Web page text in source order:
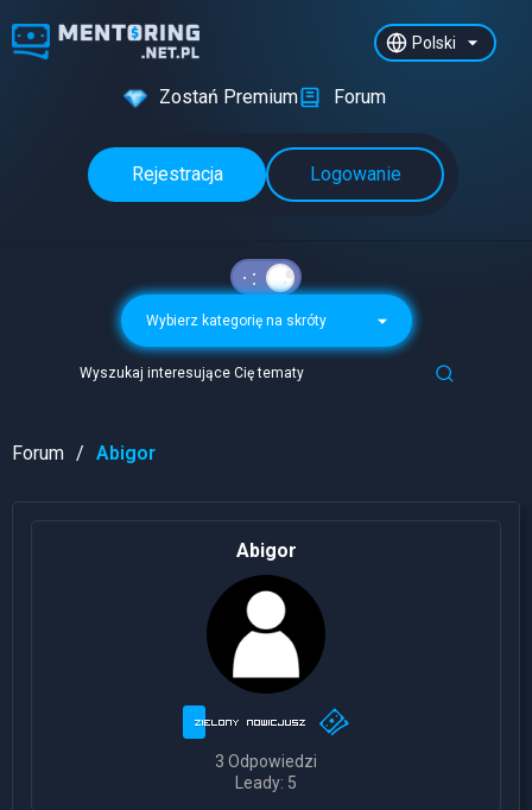
Polski
Zostań Premium Forum
Rejestracja Logowanie
Wybierz kategorię na skróty
Wyszukaj interesujące Cię tematy
Forum Abigor
Abigor
3 Odpowiedzi
Leady: 5